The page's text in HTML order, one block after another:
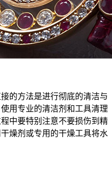
的方法是进行彻底的清洁与
用专业的清洁剂和工具清理
中要特别注意不要损伤到精
燥剂或专用的干燥工具将水